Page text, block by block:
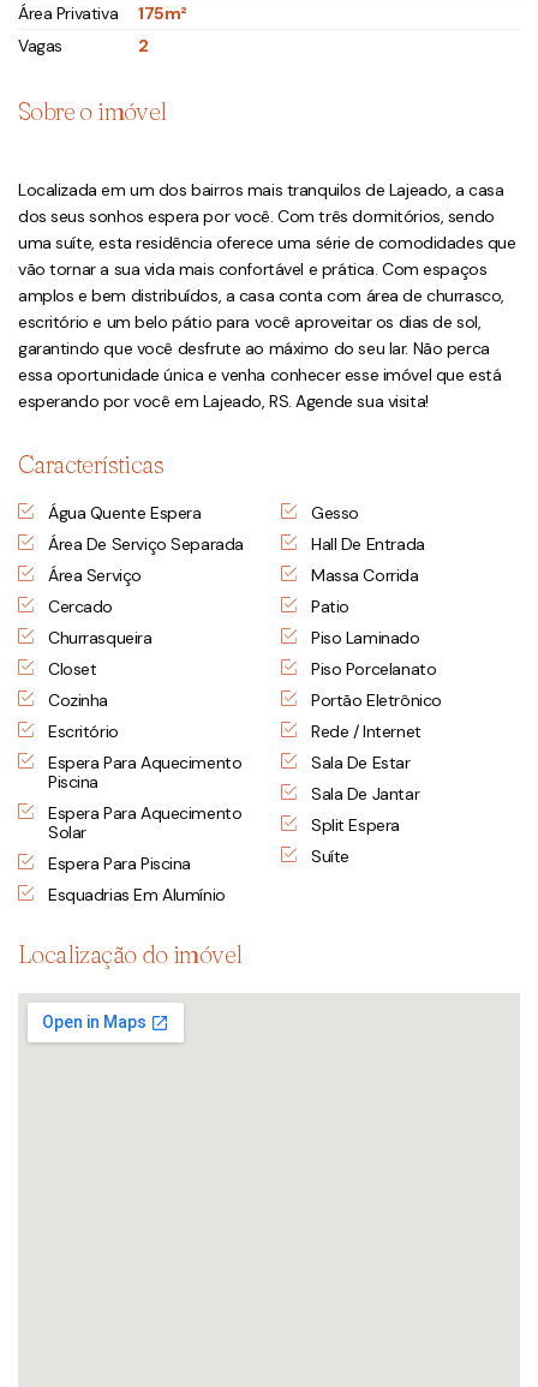
Área Privativa
175m²
Vagas
2
Sobre o imóvel
Localizada em um dos bairros mais tranquilos de Lajeado, a casa
dos seus sonhos espera por você. Com três dormitórios, sendo
uma suíte, esta residência oferece uma série de comodidades que
vão tornar a sua vida mais confortável e prática. Com espaços
amplos e bem distribuídos, a casa conta com área de churrasco,
escritório e um belo pátio para você aproveitar os dias de sol,
garantindo que você desfrute ao máximo do seu lar. Não perca
essa oportunidade única e venha conhecer esse imóvel que está
esperando por você em Lajeado, RS. Agende sua visita!
Características
Água Quente Espera
Área De Serviço Separada
Área Serviço
Cercado
Churrasqueira
Closet
Cozinha
Escritório
Espera Para Aquecimento
Piscina
Espera Para Aquecimento
Solar
Espera Para Piscina
Esquadrias Em Alumínio
Gesso
Hall De Entrada
Massa Corrida
Patio
Piso Laminado
Piso Porcelanato
Portão Eletrônico
Rede / Internet
Sala De Estar
Sala De Jantar
Split Espera
Suíte
Localização do imóvel